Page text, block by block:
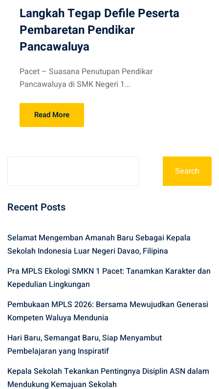
Langkah Tegap Defile Peserta
Pembaretan Pendikar
Pancawaluya
Pacet – Suasana Penutupan Pendikar
Pancawaluya di SMK Negeri 1...
Read More
Search
Recent Posts
Selamat Mengemban Amanah Baru Sebagai Kepala
Sekolah Indonesia Luar Negeri Davao, Filipina
Pra MPLS Ekologi SMKN 1 Pacet: Tanamkan Karakter dan
Kepedulian Lingkungan
Pembukaan MPLS 2026: Bersama Mewujudkan Generasi
Kompeten Waluya Mendunia
Hari Baru, Semangat Baru, Siap Menyambut
Pembelajaran yang Inspiratif
Kepala Sekolah Tekankan Pentingnya Disiplin ASN dalam
Mendukung Kemajuan Sekolah